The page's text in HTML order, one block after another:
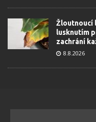
Žloutnoucí
lusknutím
zachrání
8.8.2026